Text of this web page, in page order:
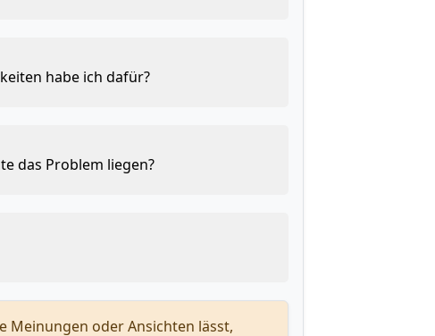
habe ich dafür?
das Problem liegen?
Meinungen oder Ansichten lässt,